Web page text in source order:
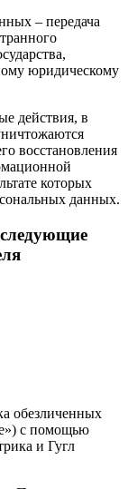
– передача
юридическому
действия, в
восстановления
которых
данных.
обезличенных
с помощью
и Гугл